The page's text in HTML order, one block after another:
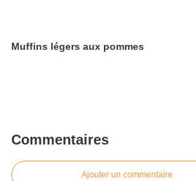
Muffins légers aux pommes
Commentaires
Ajouter un commentaire